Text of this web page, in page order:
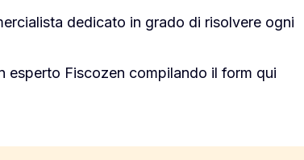
dedicato in grado di risolvere ogni
esperto Fiscozen compilando il form qui